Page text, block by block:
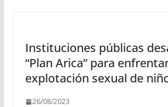
Instituciones públicas
“Plan Arica” para
explotación sexual de
26/08/2023